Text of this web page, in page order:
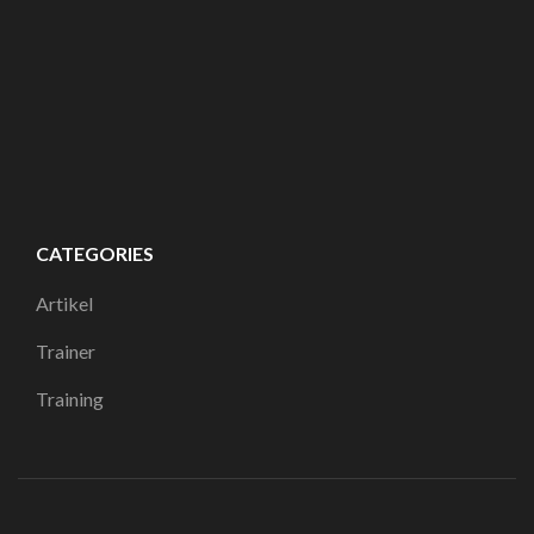
CATEGORIES
Artikel
Trainer
Training